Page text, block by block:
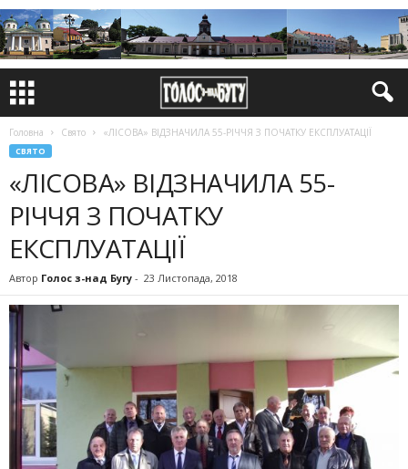
Головна Свято «ЛІСОВА» ВІДЗНАЧИЛА 55-РІЧЧЯ З ПОЧАТКУ ЕКСПЛУАТАЦІЇ
СВЯТО
«ЛІСОВА» ВІДЗНАЧИЛА 55-
РІЧЧЯ З ПОЧАТКУ
ЕКСПЛУАТАЦІЇ
Автор Голос з-над Бугу - 23 Листопада, 2018